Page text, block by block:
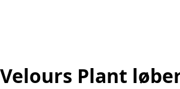
Velours Plant